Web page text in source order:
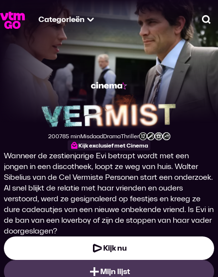
Categorieën
Vermist
Productiejaar
2007
Tijdsduur
85 min
Genre
Misdaad
Genre
Drama
Genre
Thriller
Leeftijdsclassificatie
Kijk exclusief met Cinema
Wanneer de zestienjarige Evi betrapt wordt met een
jongen in een discotheek, loopt ze weg van huis. Walter
Sibelius van de Cel Vermiste Personen start een onderzoek.
Al snel blijkt de relatie met haar vrienden en ouders
verstoord, werd ze gesignaleerd op feestjes en kreeg ze
dure cadeautjes van een nieuwe onbekende vriend. Is Evi in
de ban van een loverboy of zijn de stoppen van haar vader
doorgeslagen?
Kijk nu
Mijn lijst